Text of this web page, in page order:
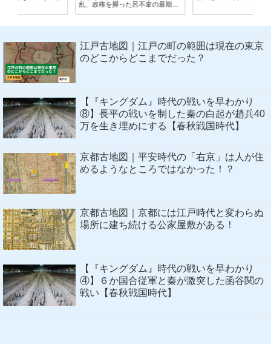
乱、政権を握った呂不韋の最期
江戸古地図｜江戸の町の範囲は現在の東京
のどこからどこまでだった？
【『キングダム』時代の戦いを早わかり
⑧】長平の戦いを制した秦の白起が趙兵40
万を生き埋めにする【春秋戦国時代】
京都古地図｜平安時代の「右京」は人が住
めるようなところではなかった！？
京都古地図｜京都には江戸時代と変わらぬ
場所に建ち続ける公家屋敷がある！
【『キングダム』時代の戦いを早わかり
④】６か国合従軍と秦が激突した函谷関の
戦い【春秋戦国時代】